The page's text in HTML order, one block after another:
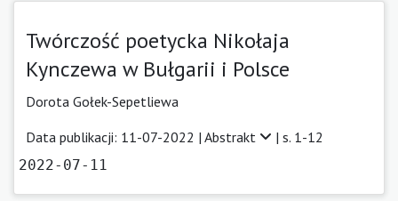
Twórczość poetycka Nikołaja
Kynczewa w Bułgarii i Polsce
Dorota Gołek-Sepetliewa
Data publikacji: 11-07-2022 | Abstrakt | s. 1-12
2022-07-11